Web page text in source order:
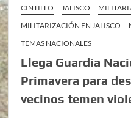
CINTILLO JALISCO
MILITARIZACIÓN EN JALISCO
TEMAS NACIONALES
Llega Guardia
Primavera para
vecinos temen